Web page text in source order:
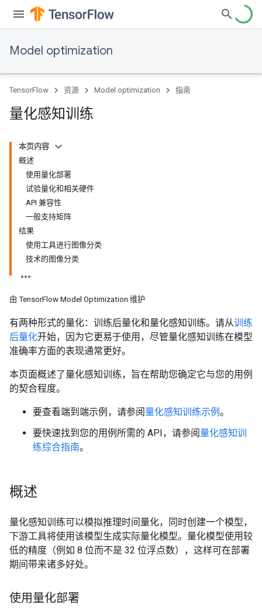
Model optimization
TensorFlow 资源 Model optimization 指南
量化感知训练
本页内容
概述
使用量化部署
试验量化和相关硬件
API 兼容性
一般支持矩阵
结果
使用工具进行图像分类
技术的图像分类
由 TensorFlow Model Optimization 维护
有两种形式的量化：训练后量化和量化感知训练。请从训练
后量化开始，因为它更易于使用，尽管量化感知训练在模型
准确率方面的表现通常更好。
本页面概述了量化感知训练，旨在帮助您确定它与您的用例
的契合程度。
要查看端到端示例，请参阅 量化感知训练示例 。
要快速找到您的用例所需的 API，请参阅 量化感知训
练综合指南。
概述
量化感知训练可以模拟推理时间量化，同时创建一个模型，
下游工具将使用该模型生成实际量化模型。量化模型使用较
低的精度（例如 8 位而不是 32 位浮点数），这样可在部署
期间带来诸多好处。
使用量化部署